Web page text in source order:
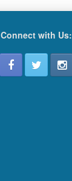
Connect with Us: